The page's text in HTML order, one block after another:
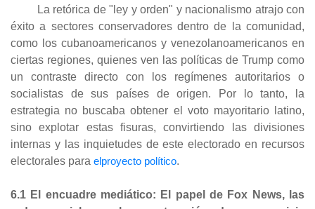
La retórica de "ley y orden" y nacionalismo atrajo con
éxito a sectores conservadores dentro de la comunidad,
como los cubanoamericanos y venezolanoamericanos en
ciertas regiones, quienes ven las políticas de Trump como
un contraste directo con los regímenes autoritarios o
socialistas de sus países de origen. Por lo tanto, la
estrategia no buscaba obtener el voto mayoritario latino,
sino explotar estas fisuras, convirtiendo las divisiones
internas y las inquietudes de este electorado en recursos
electorales para elproyecto político.
6.1 El encuadre mediático: El papel de Fox News, las